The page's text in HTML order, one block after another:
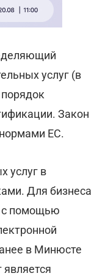
услуг (в
Закон
ЕС.
услуг в
Для бизнеса
с помощью
в Минюсте